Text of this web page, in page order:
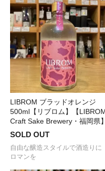
LIBROM ブラッドオレンジ
500ml【リブロム】【
Craft Sake Brewery・福岡県】
SOLD OUT
自由な醸造スタイルで酒造りに
ロマンを